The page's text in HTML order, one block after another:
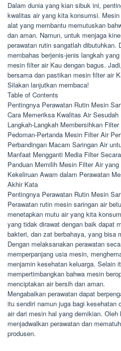
Dalam dunia yang kian sibuk ini,
kwalitas air yang kita konsumsi.
alat yang membantu memutuskan
dan aman. Namun, untuk menjaga
perawatan rutin sangatlah dibutuhkan.
membahas berjenis-jenis langkah
mesin filter air Kau dengan bagus.
bersama dan pastikan mesin filter air
Silakan lanjutkan membaca!
Table of Contents
Pentingnya Perawatan Rutin Mesin
Cara Memeriksa Kwalitas Air Sesudah
Langkah-Langkah Membersihkan
Pedoman-Pertanda Mesin Filter Air
Perbandingan Macam Saringan Air
Manfaat Mengganti Media Filter
Panduan Memilih Mesin Filter Air yang
Kekeliruan Awam dalam Perawatan
Akhir Kata
Pentingnya Perawatan Rutin Mesin
Perawatan rutin mesin saringan air
menetapkan mutu air yang kita
yang tidak dirawat dengan baik dapat
bakteri, dan zat berbahaya, yang bisa
Dengan melaksanakan perawatan
memperpanjang usia mesin,
menjamin kesehatan keluarga. Selain
mempertimbangkan bahwa mesin
menciptakan air bersih dan aman.
Mengabaikan perawatan dapat
itu sendiri namun juga bagi kesehatan
air dari mesin hal yang demikian.
menjadwalkan perawatan dan
produsen.